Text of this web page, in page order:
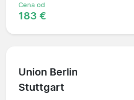
Cena od
183 €
Union Berlin
Stuttgart